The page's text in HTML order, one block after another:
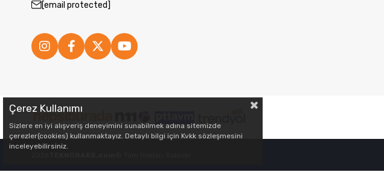
[email protected]
Çerez Kullanımı
Sizlere en iyi alışveriş deneyimini sunabilmek adına sitemizde
çerezler(cookies) kullanmaktayız. Detaylı bilgi için Kvkk sözleşmesini
inceleyebilirsiniz.